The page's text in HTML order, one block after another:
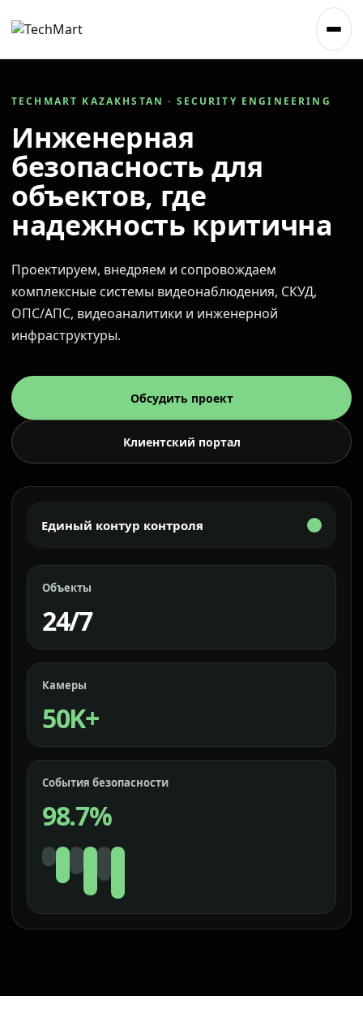
TECHMART KAZAKHSTAN · SECURITY ENGINEERING
Инженерная
безопасность для
объектов, где
надежность критична
Проектируем, внедряем и сопровождаем
комплексные системы видеонаблюдения, СКУД,
ОПС/АПС, видеоаналитики и инженерной
инфраструктуры.
Обсудить проект
Клиентский портал
Единый контур контроля
Объекты
24/7
Камеры
50K+
События безопасности
98.7%